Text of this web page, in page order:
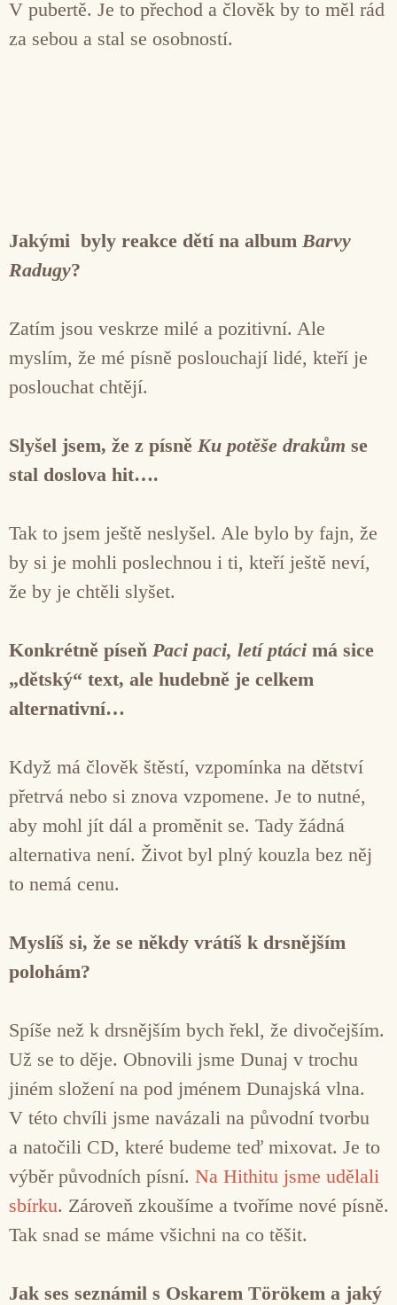
V pubertě. Je to přechod a člověk by to měl rád
za sebou a stal se osobností.
Jakými byly reakce dětí na album Barvy
Radugy?
Zatím jsou veskrze milé a pozitivní. Ale
myslím, že mé písně poslouchají lidé, kteří je
poslouchat chtějí.
Slyšel jsem, že z písně Ku potěše drakům se
stal doslova hit….
Tak to jsem ještě neslyšel. Ale bylo by fajn, že
by si je mohli poslechnou i ti, kteří ještě neví,
že by je chtěli slyšet.
Konkrétně píseň Paci paci, letí ptáci má sice
„dětský“ text, ale hudebně je celkem
alternativní…
Když má člověk štěstí, vzpomínka na dětství
přetrvá nebo si znova vzpomene. Je to nutné,
aby mohl jít dál a proměnit se. Tady žádná
alternativa není. Život byl plný kouzla bez něj
to nemá cenu.
Myslíš si, že se někdy vrátíš k drsnějším
polohám?
Spíše než k drsnějším bych řekl, že divočejším.
Už se to děje. Obnovili jsme Dunaj v trochu
jiném složení na pod jménem Dunajská vlna.
V této chvíli jsme navázali na původní tvorbu
a natočili CD, které budeme teď mixovat. Je to
výběr původních písní. Na Hithitu jsme udělali
sbírku. Zároveň zkoušíme a tvoříme nové písně.
Tak snad se máme všichni na co těšit.
Jak ses seznámil s Oskarem Törökem a jaký